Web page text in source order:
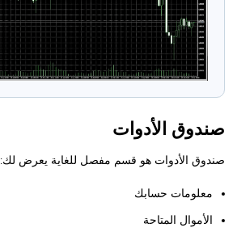
صندوق الأدوات
صندوق الأدوات هو قسم مفصل للغاية يعرض لك:
معلومات حسابك
الأموال المتاحة